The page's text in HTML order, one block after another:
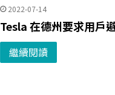
2022-07-14
Tesla 在德州要求用戶
繼續閱讀